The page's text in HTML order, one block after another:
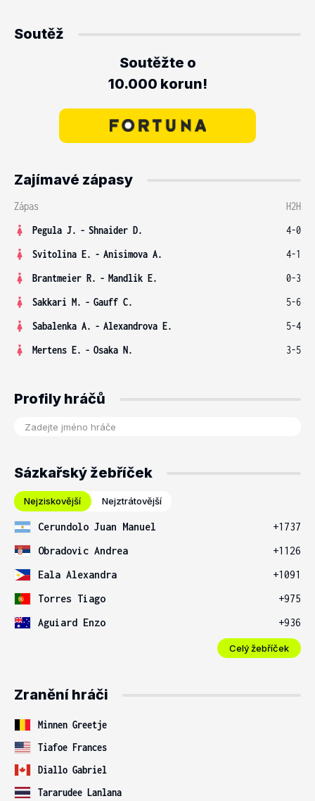
Soutěž
Soutěžte o
10.000 korun!
Zajímavé zápasy
Zápas
H2H
Pegula J. - Shnaider D.
4-0
Svitolina E. - Anisimova A.
4-1
Brantmeier R. - Mandlik E.
0-3
Sakkari M. - Gauff C.
5-6
Sabalenka A. - Alexandrova E.
5-4
Mertens E. - Osaka N. 3-5
Profily hráčů
Sázkařský žebříček
Nejziskovější Nejztrátovější
Cerundolo Juan Manuel
+1737
Obradovic Andrea
+1126
Eala Alexandra
+1091
Torres Tiago
+975
Aguiard Enzo
+936
Celý žebříček
Zranění hráči
Minnen Greetje
Tiafoe Frances
Diallo Gabriel
Tararudee Lanlana